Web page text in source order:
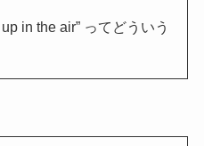
up in the air” ってどういう